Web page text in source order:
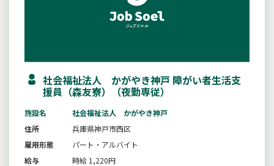
社会福祉法人 かがやき神戸 障がい者生活支
援員（森友寮）（夜勤専従）
施設名
社会福祉法人 かがやき神戸
住所
兵庫県神戸市西区
雇用形態
パート・アルバイト
給与
時給 1,220円